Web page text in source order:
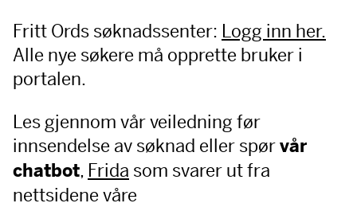
Fritt Ords søknadssenter: Logg inn her.
Alle nye søkere må opprette bruker i
portalen.
Les gjennom vår veiledning før
innsendelse av søknad eller spørvår
chatbot, Frida som svarer ut fra
nettsidene våre